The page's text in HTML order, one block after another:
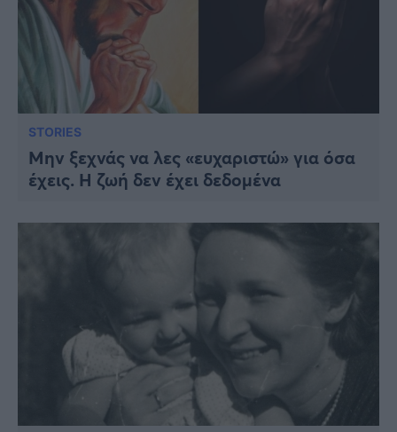
STORIES
Μην ξεχνάς να λες «ευχαριστώ» για όσα
έχεις. Η ζωή δεν έχει δεδομένα